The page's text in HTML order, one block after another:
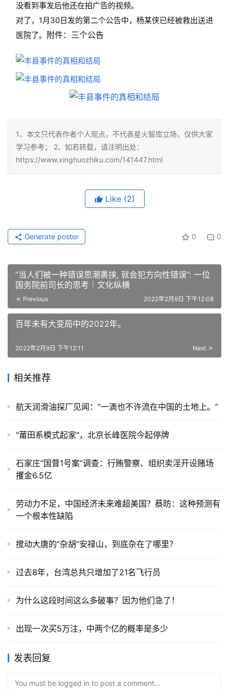
没看到事发后他还在拍广告的视频。
对了，1月30日发的第二个公告中，杨某侠已经被救出送进
医院了。 附件：三个公告
1、本文只代表作者个人观点，不代表星火智库立场，仅供大家
学习参考； 2、如若转载，请注明出处：
https://www.xinghuozhiku.com/141447.html
Like (2)
0 0
Generate poster
“当人们被一种错误思潮裹挟, 就会犯方向性错误”: 一位
国务院前司长的思考｜文化纵横
Previous 2022年2月9日 下午12:08
百年未有大变局中的2022年。
Next
2022年2月9日 下午12:11
相关推荐
航天润滑油探厂见闻：“一滴也不许流在中国的土地上。”
"莆田系模式起家"，北京长峰医院今起停牌
石家庄“国督1号案”调查：行贿警察、组织卖淫开设赌场
攫金6.5亿
劳动力不足，中国经济未来难超美国？蔡昉：这种预测有
一个根本性缺陷
搅动大唐的“杂胡”安禄山，到底杂在了哪里？
​过去8年，台湾总共只增加了21名飞行员
为什么这段时间这么多破事？因为他们急了！
出现一次买5万注，中两个亿的概率是多少
发表回复
You must be logged in to post a comment...